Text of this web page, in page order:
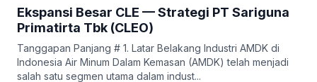
Ekspansi Besar CLE — Strategi PT Sariguna
Primatirta Tbk (CLEO)
Tanggapan Panjang # 1. Latar Belakang Industri AMDK di
Indonesia Air Minum Dalam Kemasan (AMDK) telah menjadi
salah satu segmen utama dalam indust...